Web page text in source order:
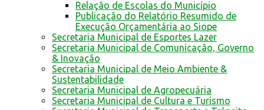
Relação de Escolas do Município
Publicação do Relatório Resumido de
Execução Orçamentária ao Siope
Secretaria Municipal de Esportes Lazer
Secretaria Municipal de Comunicação, Governo
& Inovação
Secretaria Municipal de Meio Ambiente &
Sustentabilidade
Secretaria Municipal de Agropecuária
Secretaria Municipal de Cultura e Turismo